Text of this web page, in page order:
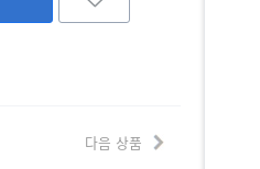
다음 상품